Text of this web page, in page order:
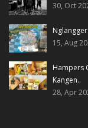
30, Oct
15, Aug
Hampers
Kangen..
28, Apr